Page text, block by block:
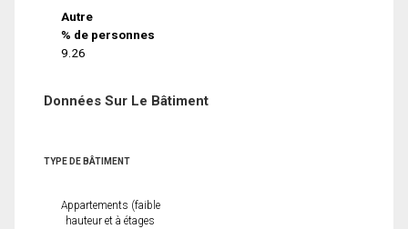
Autre
% de personnes
9.26
Données Sur Le Bâtiment
TYPE DE BÂTIMENT
Appartements (faible
hauteur et à étages